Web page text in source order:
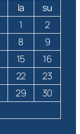
la
su
1
2
8
9
15
16
22
23
29
30